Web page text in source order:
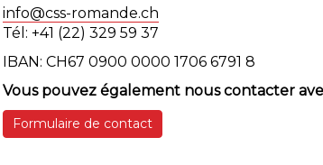
info@css-romande.ch
Tél: +41 (22) 329 59 37
IBAN: CH67 0900 0000 1706 6791 8
Vous pouvez également nous contacter
Formulaire de contact